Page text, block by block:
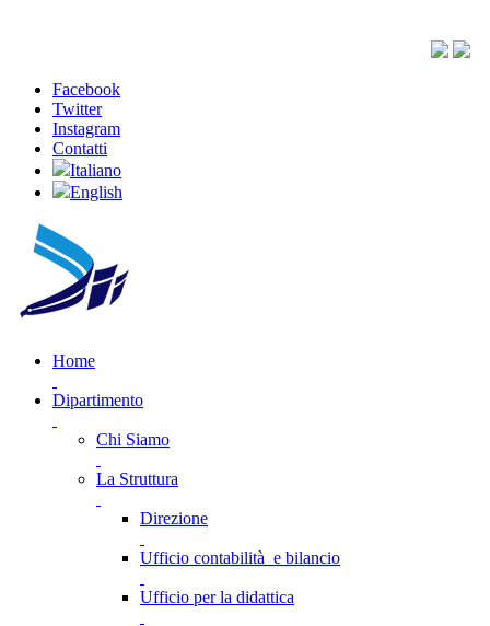
Facebook
Twitter
Instagram
Contatti
Italiano
English
Home
Dipartimento
Chi Siamo
La Struttura
Direzione
Ufficio contabilità e bilancio
Ufficio per la didattica